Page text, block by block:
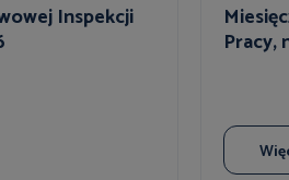
Inspekcji
Pracy,